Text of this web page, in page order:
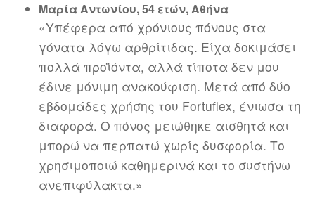
Μαρία Αντωνίου, 54 ετών, Αθήνα
«Υπέφερα από χρόνιους πόνους στα
γόνατα λόγω αρθρίτιδας. Είχα δοκιμάσει
πολλά προϊόντα, αλλά τίποτα δεν μου
έδινε μόνιμη ανακούφιση. Μετά από δύο
εβδομάδες χρήσης του Fortuflex, ένιωσα τη
διαφορά. Ο πόνος μειώθηκε αισθητά και
μπορώ να περπατώ χωρίς δυσφορία. Το
χρησιμοποιώ καθημερινά και το συστήνω
ανεπιφύλακτα.»